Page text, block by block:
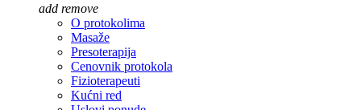
add remove
O protokolima
Masaže
Presoterapija
Cenovnik protokola
Fizioterapeuti
Kućni red